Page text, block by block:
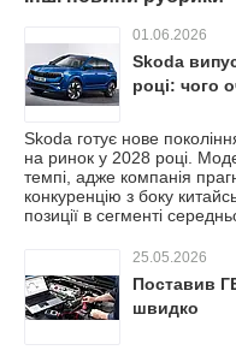
01.06.2026
Skoda
році: чого
Skoda готує нове
на ринок у 2028 році.
темпі, адже компанія
конкуренцію з боку
позиції в сегменті
25.05.2026
Поставив
швидко